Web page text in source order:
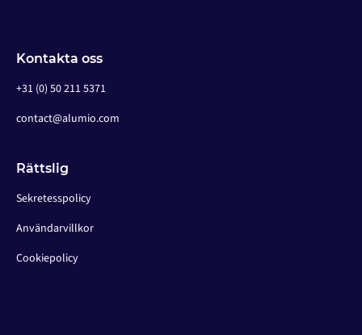
Kontakta oss
+31 (0) 50 211 5371
contact@alumio.com
Rättslig
Sekretesspolicy
Användarvillkor
Cookiepolicy